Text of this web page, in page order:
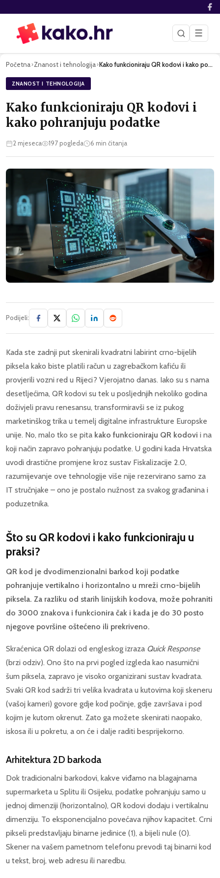
☰
Početna›Znanost i tehnologija› Kako funkcioniraju QR kodovi i kako pohranjuju podatke
ZNANOST I TEHNOLOGIJA
Kako funkcioniraju QR kodovi i
kako pohranjuju podatke
2 mjeseca 197pogleda 6 min čitanja
Podijeli:
Kada ste zadnji put skenirali kvadratni labirint crno-bijelih
piksela kako biste platili račun u zagrebačkom kafiću ili
provjerili vozni red u Rijeci? Vjerojatno danas. Iako su s nama
desetljećima, QR kodovi su tek u posljednjih nekoliko godina
doživjeli pravu renesansu, transformiravši se iz pukog
marketinškog trika u temelj digitalne infrastrukture Europske
unije. No, malo tko se pita kako funkcioniraju QR kodovi i na
koji način zapravo pohranjuju podatke. U godini kada Hrvatska
uvodi drastične promjene kroz sustav Fiskalizacije 2.0,
razumijevanje ove tehnologije više nije rezervirano samo za
IT stručnjake – ono je postalo nužnost za svakog građanina i
poduzetnika.
Što su QR kodovi i kako funkcioniraju u
praksi?
QR kod je dvodimenzionalni barkod koji podatke
pohranjuje vertikalno i horizontalno u mreži crno-bijelih
piksela. Za razliku od starih linijskih kodova, može pohraniti
do 3000 znakova i funkcionira čak i kada je do 30 posto
njegove površine oštećeno ili prekriveno.
Skraćenica QR dolazi od engleskog izraza Quick Response
(brzi odziv). Ono što na prvi pogled izgleda kao nasumični
šum piksela, zapravo je visoko organizirani sustav kvadrata.
Svaki QR kod sadrži tri velika kvadrata u kutovima koji skeneru
(vašoj kameri) govore gdje kod počinje, gdje završava i pod
kojim je kutom okrenut. Zato ga možete skenirati naopako,
iskosa ili u pokretu, a on će i dalje raditi besprijekorno.
Arhitektura 2D barkoda
Dok tradicionalni barkodovi, kakve viđamo na blagajnama
supermarketa u Splitu ili Osijeku, podatke pohranjuju samo u
jednoj dimenziji (horizontalno), QR kodovi dodaju i vertikalnu
dimenziju. To eksponencijalno povećava njihov kapacitet. Crni
pikseli predstavljaju binarne jedinice (1), a bijeli nule (0).
Skener na vašem pametnom telefonu prevodi taj binarni kod
u tekst, broj, web adresu ili naredbu.